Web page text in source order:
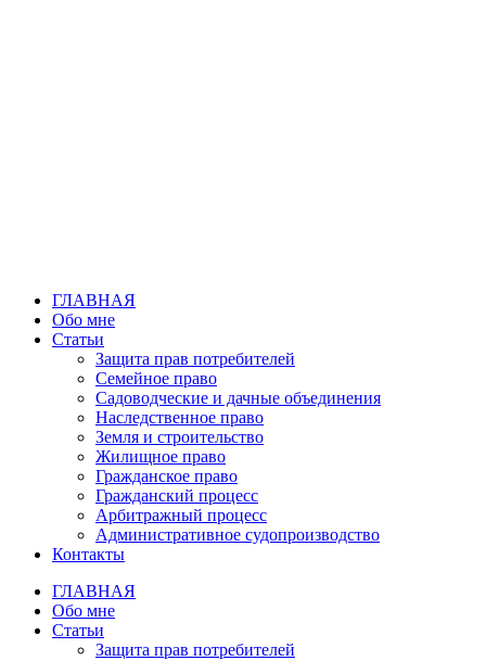
ГЛАВНАЯ
Обо мне
Статьи
Защита прав потребителей
Семейное право
Садоводческие и дачные объединения
Наследственное право
Земля и строительство
Жилищное право
Гражданское право
Гражданский процесс
Арбитражный процесс
Административное судопроизводство
Контакты
ГЛАВНАЯ
Обо мне
Статьи
Защита прав потребителей